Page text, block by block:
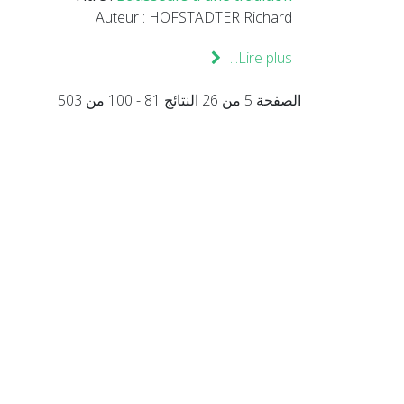
Auteur : HOFSTADTER Richard
Lire plus...
الصفحة 5 من 26 النتائج 81 - 100 من 503